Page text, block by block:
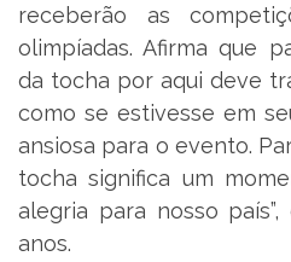
receberão as
olimpíadas. Afirma que
da tocha por aqui deve
como se estivesse em
ansiosa para o evento.
tocha significa um
alegria para nosso
anos.